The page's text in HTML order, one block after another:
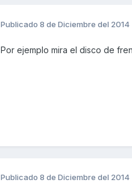
Publicado 8 de Diciembre del 2014
Por ejemplo mira el disco de
Publicado 8 de Diciembre del 2014